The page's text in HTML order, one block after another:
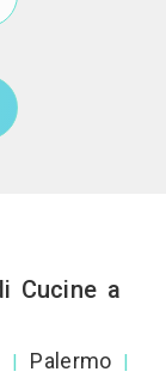
Cucine a
| Palermo |